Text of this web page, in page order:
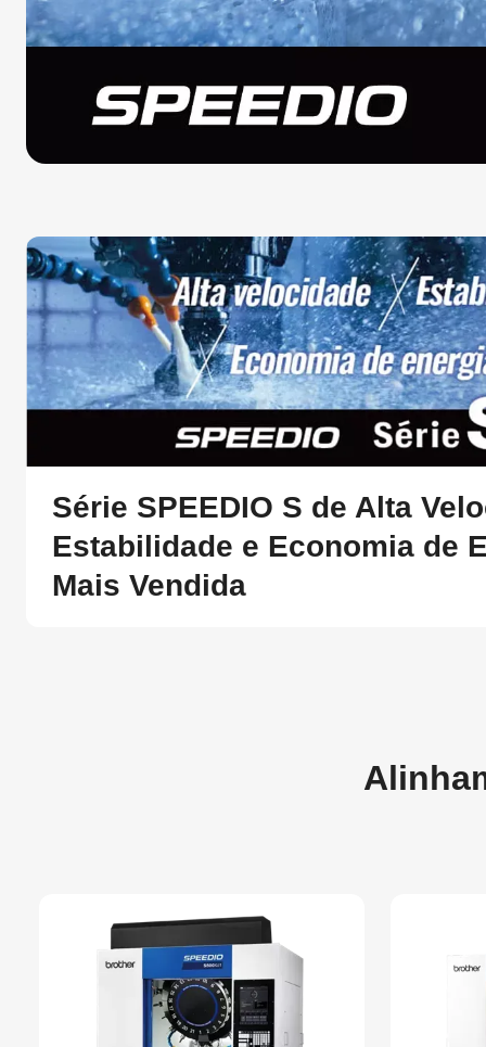
Série SPEEDIO S de Alta
Estabilidade e Economia de
Mais Vendida